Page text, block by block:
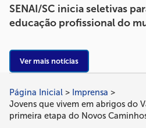
SENAI/SC inicia seletivas
educação profissional do
Ver mais notícias
Trilha
de
Página Inicial
Imprensa
Jovens que vivem em abrigos do
primeira etapa do Novos